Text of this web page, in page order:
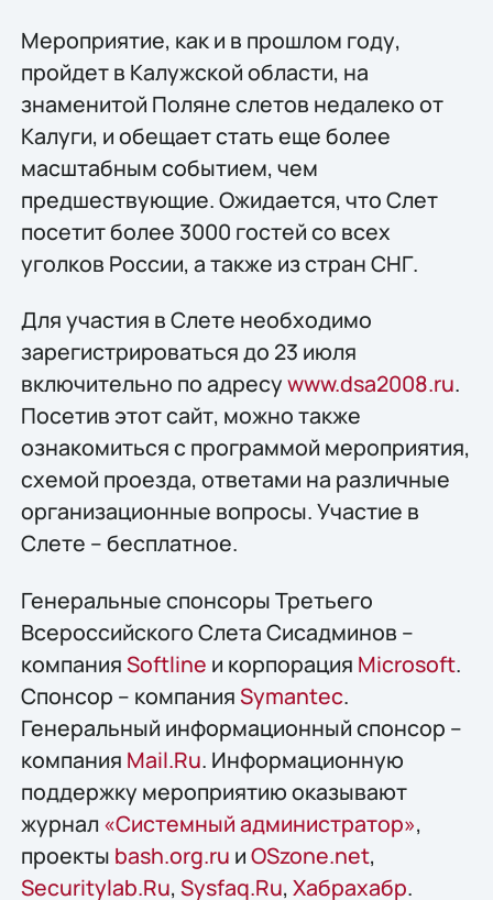
Мероприятие, как и в прошлом году,
пройдет в Калужской области, на
знаменитой Поляне слетов недалеко от
Калуги, и обещает стать еще более
масштабным событием, чем
предшествующие. Ожидается, что Слет
посетит более 3000 гостей со всех
уголков России, а также из стран СНГ.
Для участия в Слете необходимо
зарегистрироваться до 23 июля
включительно по адресуwww.dsa2008.ru.
Посетив этот сайт, можно также
ознакомиться с программой мероприятия,
схемой проезда, ответами на различные
организационные вопросы. Участие в
Слете – бесплатное.
Генеральные спонсоры Третьего
Всероссийского Слета Сисадминов –
компанияSoftline и корпорация Microsoft.
Спонсор – компанияSymantec.
Генеральный информационный спонсор –
компания Mail.Ru. Информационную
поддержку мероприятию оказывают
журнал «Системный администратор»,
проекты bash.org.ru иOSzone.net,
Securitylab.Ru, Sysfaq.Ru, Хабрахабр.